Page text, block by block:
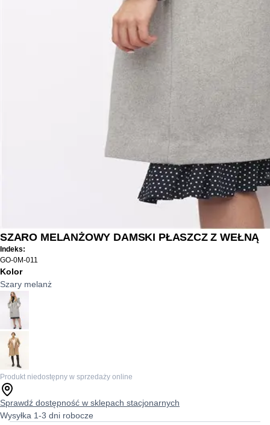
SZARO MELANŻOWY DAMSKI PŁASZCZ Z WEŁNĄ
Indeks:
GO-0M-011
Kolor
Szary melanż
Produkt niedostępny w sprzedaży online
Sprawdź dostępność w sklepach stacjonarnych
Wysyłka 1-3 dni robocze